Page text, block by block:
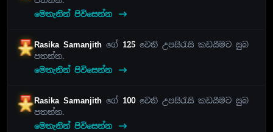
මෙතැනින් පිවිසෙන්න
Rasika Samanjithගේ 125 වෙනි උපසිරැසි කඩයීමට සුබ
පතන්න.
මෙතැනින් පිවිසෙන්න
Rasika Samanjithගේ 100වෙනි උපසිරැසි කඩයීමට සුබ
පතන්න.
මෙතැනින් පිවිසෙන්න